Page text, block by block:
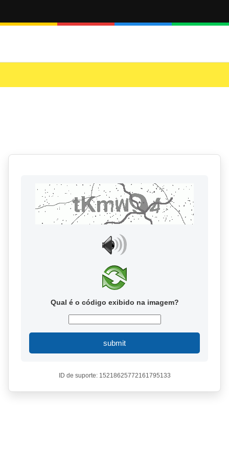
Qual é o código exibido na imagem?
submit
ID de suporte: 15218625772161795133